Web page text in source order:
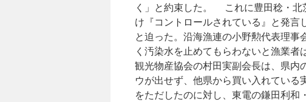
く」と約束した。 これに豊田稔・北
け『コントロールされている』と発言
と迫った。沿海漁連の小野勲代表理
く汚染水を止めてもらわないと漁業
観光物産協会の村田実副会長は、県内
ウが出せず、他県から買い入れてい
をただしたのに対し、東電の鎌田利